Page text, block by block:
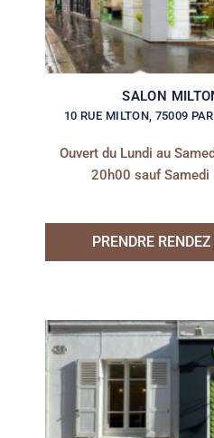
SALON
10 RUE MILTON, 75009
Ouvert du Lundi au
20h00 sauf Samedi
PRENDRE